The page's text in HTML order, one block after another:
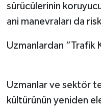
sürücülerinin
ani manevraları da
Uzmanlardan “Trafik
Uzmanlar ve sektör
kültürünün yeniden